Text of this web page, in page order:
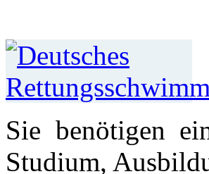
Sie benötigen
Studium,